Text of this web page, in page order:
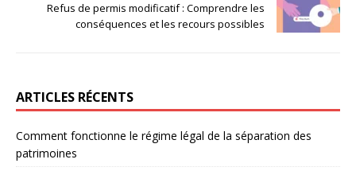
Refus de permis modificatif : Comprendre les
conséquences et les recours possibles
ARTICLES RÉCENTS
Comment fonctionne le régime légal de la séparation des
patrimoines